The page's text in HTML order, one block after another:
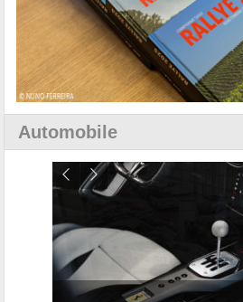
Automobile